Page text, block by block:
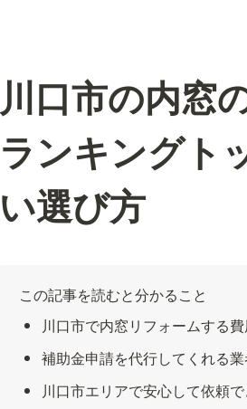
川口市の内窓
ランキングト
い選び方
この記事を読むと分かること
川口市で内窓リフォームする
補助金申請を代行してくれる
川口市エリアで安心して依頼